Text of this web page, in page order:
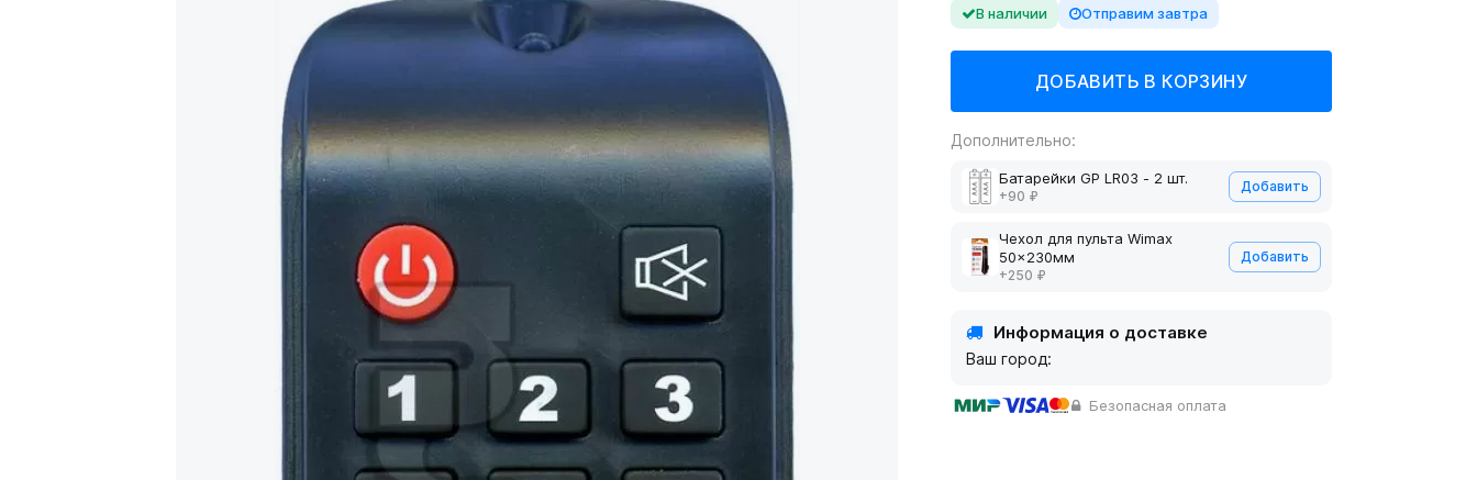
В наличии Отправим завтра
Дополнительно:
Батарейки GP LR03 - 2 шт.
+90 ₽
Добавить
Чехол для пульта Wimax
50x230мм
+250 ₽
Добавить
Информация о доставке
Ваш город:
Безопасная оплата